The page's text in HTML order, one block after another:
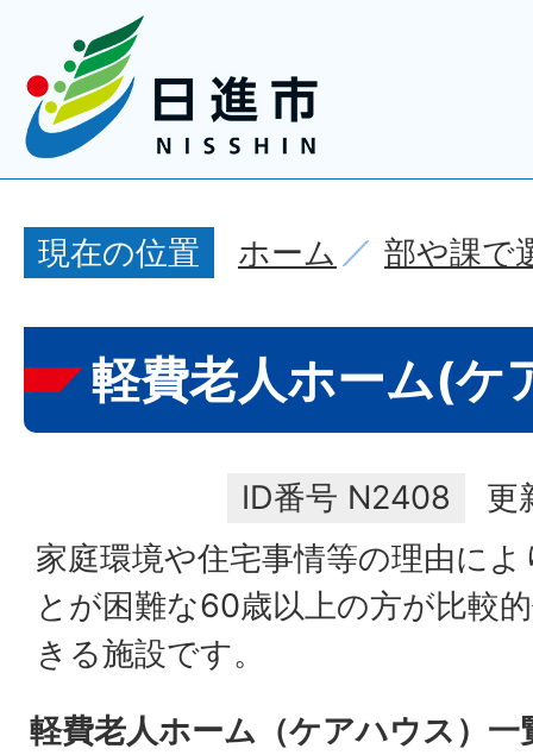
現在の位置 ホーム 部や課で
軽費老人ホーム(ケ
ID番号 N2408
更
家庭環境や住宅事情等の理由に
とが困難な60歳以上の方が比較
きる施設です。
軽費老人ホーム（ケアハウス）一